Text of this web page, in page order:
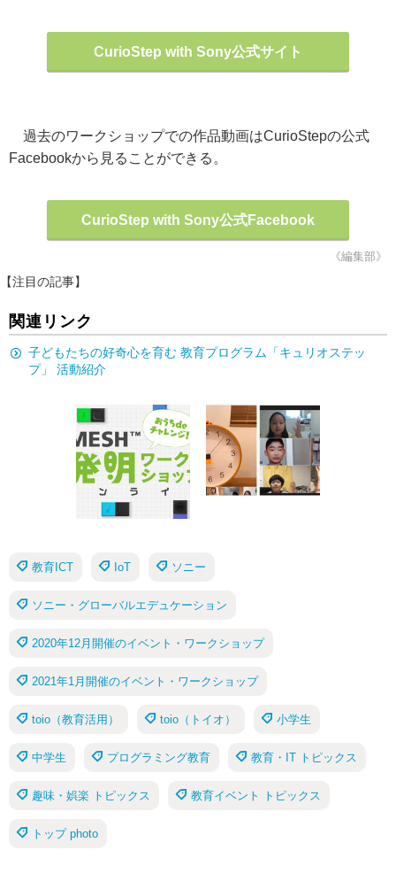
CurioStep with Sony公式サイト
過去のワークショップでの作品動画はCurioStepの公式
Facebookから見ることができる。
CurioStep with Sony公式Facebook
《編集部》
【注目の記事】
関連リンク
子どもたちの好奇心を育む 教育プログラム「キュリオステッ
プ」 活動紹介
教育ICT IoT ソニー
ソニー・グローバルエデュケーション
2020年12月開催のイベント・ワークショップ
2021年1月開催のイベント・ワークショップ
toio（教育活用） toio（トイオ） 小学生
中学生 プログラミング教育 教育・IT トピックス
趣味・娯楽 トピックス 教育イベント トピックス
トップ photo